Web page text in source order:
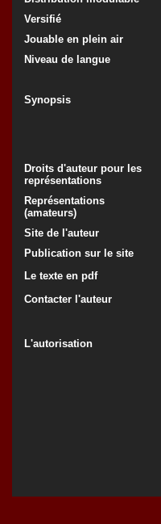
Versifié
Jouable en plein air
Niveau de langue
Synopsis
Droits d'auteur pour les
représentations
Représentations
(amateurs)
Site de l'auteur
Publication sur le site
Le texte en pdf
Contacter l'auteur
L'autorisation